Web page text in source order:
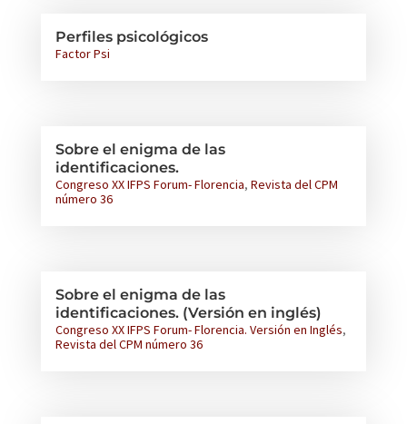
Perfiles psicológicos
Factor Psi
Sobre el enigma de las
identificaciones.
Congreso XX IFPS Forum- Florencia, Revista del CPM
número 36
Sobre el enigma de las
identificaciones. (Versión en inglés)
Congreso XX IFPS Forum- Florencia. Versión en Inglés,
Revista del CPM número 36